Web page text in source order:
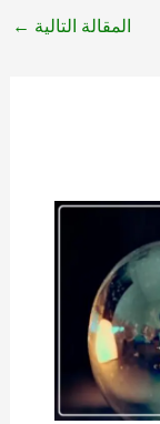
المقالة التالية ←